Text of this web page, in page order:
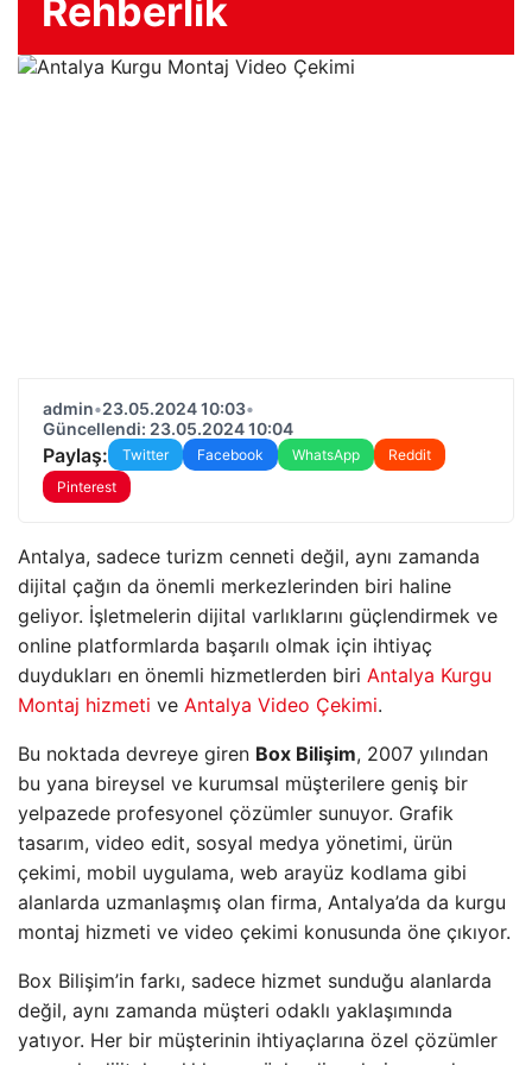
Rehberlik
admin•23.05.2024 10:03•
Güncellendi: 23.05.2024 10:04
Paylaş: Twitter Facebook WhatsApp
Reddit
Pinterest
Antalya, sadece turizm cenneti değil, aynı zamanda
dijital çağın da önemli merkezlerinden biri haline
geliyor. İşletmelerin dijital varlıklarını güçlendirmek ve
online platformlarda başarılı olmak için ihtiyaç
duydukları en önemli hizmetlerden biri Antalya Kurgu
Montaj hizmeti ve Antalya Video Çekimi.
Bu noktada devreye giren Box Bilişim, 2007 yılından
bu yana bireysel ve kurumsal müşterilere geniş bir
yelpazede profesyonel çözümler sunuyor. Grafik
tasarım, video edit, sosyal medya yönetimi, ürün
çekimi, mobil uygulama, web arayüz kodlama gibi
alanlarda uzmanlaşmış olan firma, Antalya’da da kurgu
montaj hizmeti ve video çekimi konusunda öne çıkıyor.
Box Bilişim’in farkı, sadece hizmet sunduğu alanlarda
değil, aynı zamanda müşteri odaklı yaklaşımında
yatıyor. Her bir müşterinin ihtiyaçlarına özel çözümler